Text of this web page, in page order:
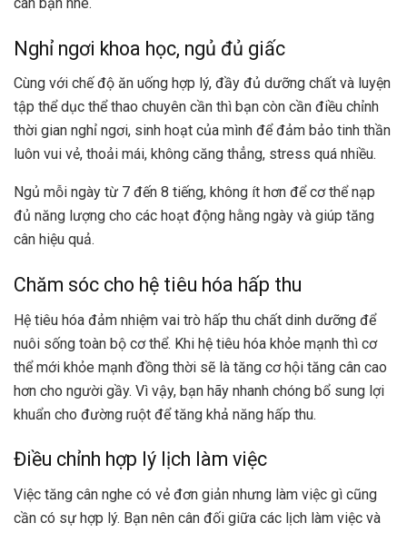
Nghỉ ngơi khoa học, ngủ đủ giấc
Cùng với chế độ ăn uống hợp lý, đầy đủ dưỡng chất và luyện
tập thể dục thể thao chuyên cần thì bạn còn cần điều chỉnh
thời gian nghỉ ngơi, sinh hoạt của mình để đảm bảo tinh thần
luôn vui vẻ, thoải mái, không căng thẳng, stress quá nhiều.
Ngủ mỗi ngày từ 7 đến 8 tiếng, không ít hơn để cơ thể nạp
đủ năng lượng cho các hoạt động hằng ngày và giúp tăng
cân hiệu quả.
Chăm sóc cho hệ tiêu hóa hấp thu
Hệ tiêu hóa đảm nhiệm vai trò hấp thu chất dinh dưỡng để
nuôi sống toàn bộ cơ thể. Khi hệ tiêu hóa khỏe mạnh thì cơ
thể mới khỏe mạnh đồng thời sẽ là tăng cơ hội tăng cân cao
hơn cho người gầy. Vì vậy, bạn hãy nhanh chóng bổ sung lợi
khuẩn cho đường ruột để tăng khả năng hấp thu.
Điều chỉnh hợp lý lịch làm việc
Việc tăng cân nghe có vẻ đơn giản nhưng làm việc gì cũng
cần có sự hợp lý. Bạn nên cân đối giữa các lịch làm việc và